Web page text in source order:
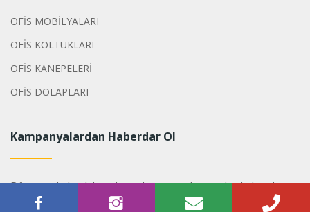
OFİS MOBİLYALARI
OFİS KOLTUKLARI
OFİS KANEPELERİ
OFİS DOLAPLARI
Kampanyalardan Haberdar Ol
Dönemsel olarak hazırlanan kampanyalarımızdan haberdar
olabilirsiniz.